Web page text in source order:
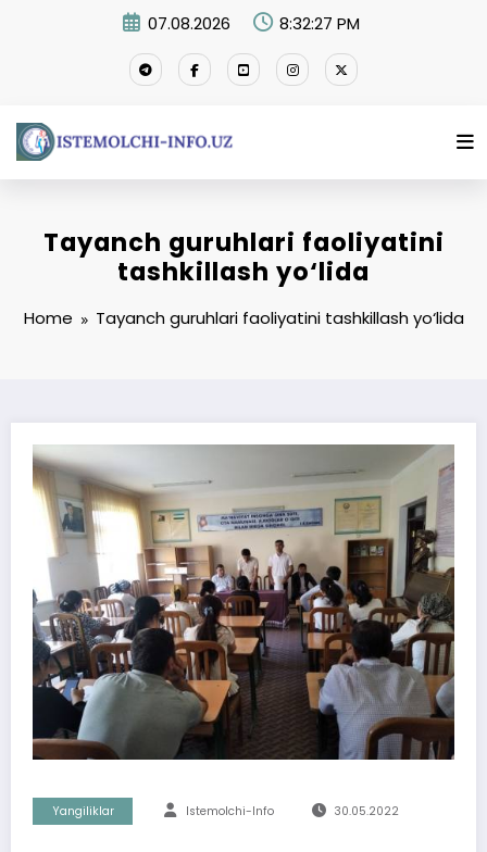
07.08.2026 8:32:28 PM
Tayanch guruhlari faoliyatini
tashkillash yo‘lida
Home Tayanch guruhlari faoliyatini tashkillash yo‘lida
Yangiliklar Istemolchi-Info 30.05.2022